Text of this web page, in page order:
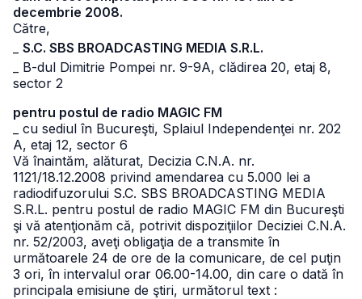
decembrie 2008.
Către,
S.C. SBS BROADCASTING MEDIA S.R.L.
_ B-dul Dimitrie Pompei nr. 9-9A, clădirea 20, etaj 8,
sector 2
pentru postul de radio MAGIC FM
_ cu sediul în Bucureşti, Splaiul Independenţei nr. 202
A, etaj 12, sector 6
Vă înaintăm, alăturat, Decizia C.N.A. nr.
1121/18.12.2008 privind amendarea cu 5.000 lei a
radiodifuzorului S.C. SBS BROADCASTING MEDIA
S.R.L. pentru postul de radio MAGIC FM din Bucureşti
şi vă atenţionăm că, potrivit dispoziţiilor Deciziei C.N.A.
nr. 52/2003, aveţi obligaţia de a transmite în
următoarele 24 de ore de la comunicare, de cel puţin
3 ori, în intervalul orar 06.00-14.00, din care o dată în
principala emisiune de ştiri, următorul text :